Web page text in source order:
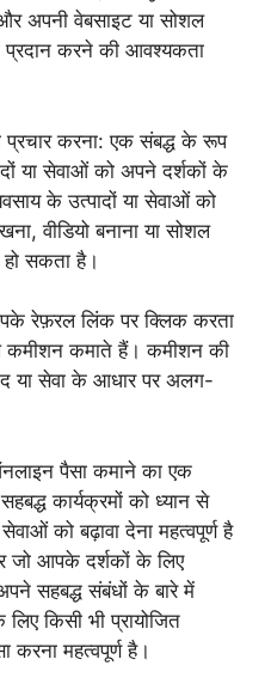
अपनी वेबसाइट या सोशल
प्रदान करने की आवश्यकता
प्रचार करना: एक संबद्ध के रूप
या सेवाओं को अपने दर्शकों के
के उत्पादों या सेवाओं को
वीडियो बनाना या सोशल
हो सकता है।
रेफ़रल लिंक पर क्लिक करता
कमीशन कमाते हैं। कमीशन की
या सेवा के आधार पर अलग-
पैसा कमाने का एक
कार्यक्रमों को ध्यान से
को बढ़ावा देना महत्वपूर्ण है
जो आपके दर्शकों के लिए
सहबद्ध संबंधों के बारे में
किसी भी प्रायोजित
करना महत्वपूर्ण है।